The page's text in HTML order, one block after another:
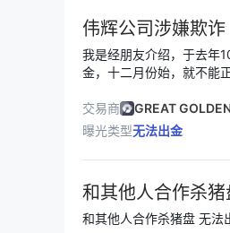
伟辉公司涉嫌欺诈
我是经朋友介绍，于去年
金，十二月份始，就不能
还参与者本金，还香港黄
交易商
GREAT
曝光类型无法出金
和其他人合作杀
和其他人合作杀猪盘 无法